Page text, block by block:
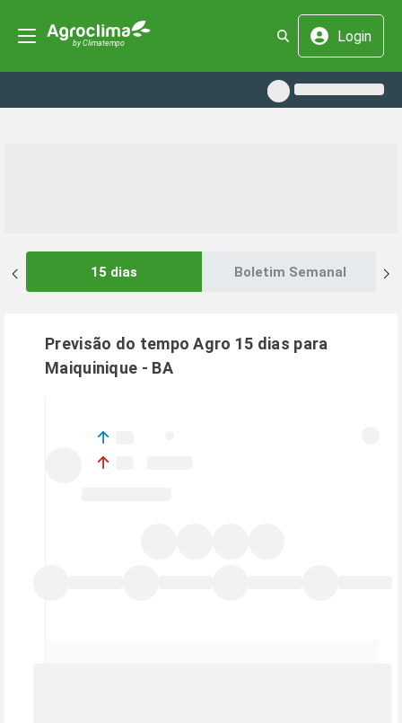
Login
15 dias Boletim Semanal
Previsão do tempo Agro 15 dias para
Maiquinique - BA